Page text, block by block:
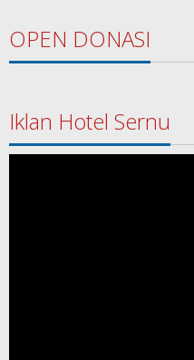
OPEN DONASI
Iklan Hotel Sernu